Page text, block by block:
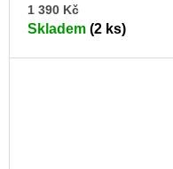
1 390 Kč
Skladem (2 ks)